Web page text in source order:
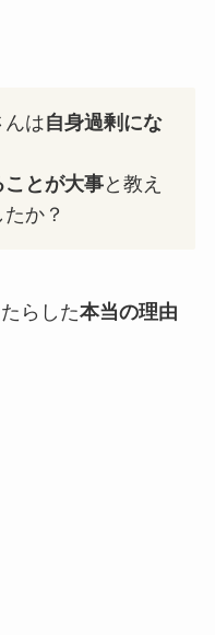
んは自身過剰にな
ことが大事と教え
か？
らした本当の理由